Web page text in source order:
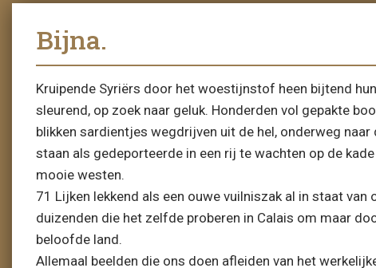
Bijna.
Kruipende Syriërs door het woestijnstof heen bijtend
sleurend, op zoek naar geluk. Honderden vol gepakte
blikken sardientjes wegdrijven uit de hel, onderweg
staan als gedeporteerde in een rij te wachten op de
mooie westen.
71 Lijken lekkend als een ouwe vuilniszak al in staat
duizenden die het zelfde proberen in Calais om maar
beloofde land.
Allemaal beelden die ons doen afleiden van het